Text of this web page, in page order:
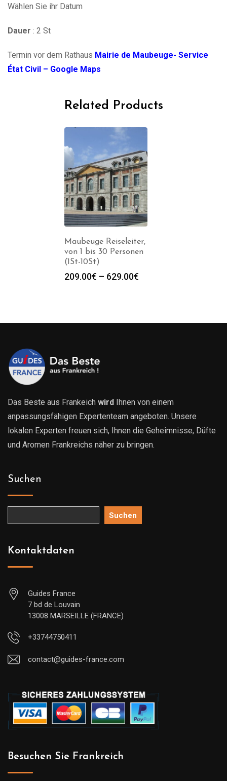
Wählen Sie ihr Datum
Dauer : 2 St
Termin vor dem Rathaus Mairie de Maubeuge- Service
État Civil – Google Maps
Related Products
Maubeuge Reiseleiter,
von 1 bis 30 Personen
(1St-10St)
209.00€ – 629.00€
Das Beste aus Frankeich wird
Ihnen von einem
anpassungsfähigen Expertenteam angeboten. Unsere
lokalen Experten freuen sich, Ihnen die Geheimnisse, Düfte
und Aromen Frankreichs näher zu bringen.
Suchen
Suchen
Kontaktdaten
Guides France
7 bd de Louvain
13008 MARSEILLE (FRANCE)
+33744750411
contact@guides-france.com
Besuchen Sie Frankreich